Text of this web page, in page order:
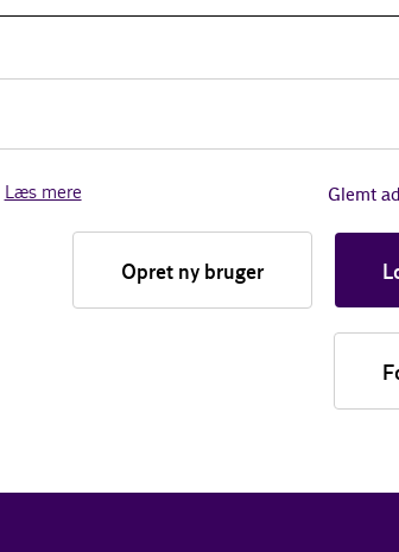
Læs mere Glemt
Opret ny bruger